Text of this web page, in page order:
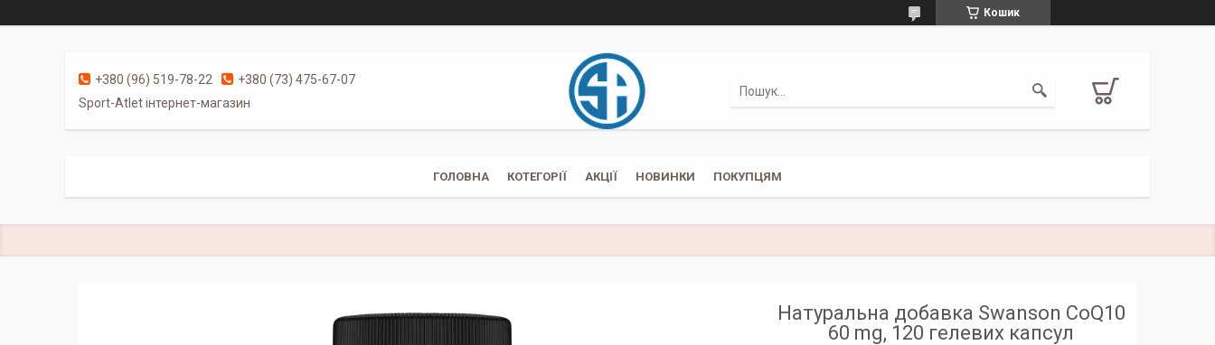
Кошик
+380 (96) 519-78-22
+380 (73) 475-67-07
Sport-Atlet інтернет-магазин
ГОЛОВНА КОТЕГОРІЇ АКЦІЇ НОВИНКИ ПОКУПЦЯМ
Натуральна добавка Swanson CoQ10
60 mg, 120 гелевих капсул